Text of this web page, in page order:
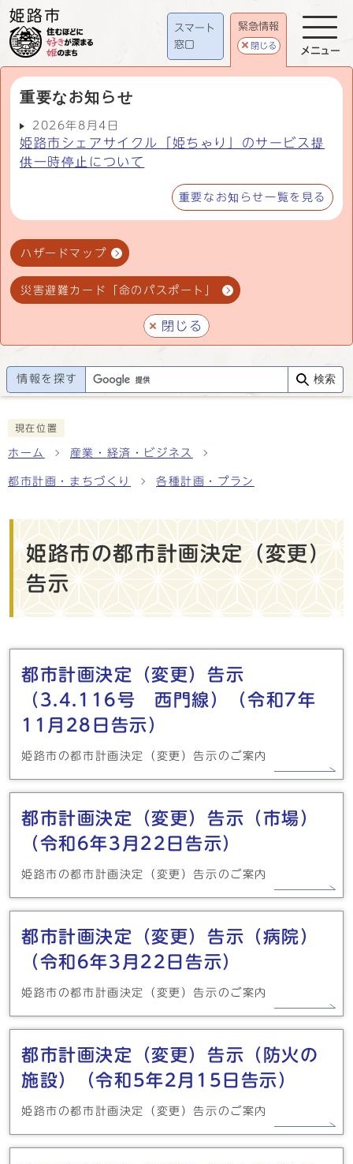
スマート
窓口
緊急情報
閉じる
重要なお知らせ
2026年8月4日
姫路市シェアサイクル「姫ちゃり」のサービス提
供一時停止について
重要なお知らせ一覧を見る
ハザードマップ
災害避難カード「命のパスポート」
閉じる
メニュー
情報を探す 検索
現在位置
ホーム 産業・経済・ビジネス
都市計画・まちづくり 各種計画・プラン
姫路市の都市計画決定（変更）
告示
メインメニュー
都市計画決定（変更）告示
（3.4.116号 西門線）（令和7年
11月28日告示）
姫路市の都市計画決定（変更）告示のご案内
都市計画決定（変更）告示（市場）
（令和6年3月22日告示）
姫路市の都市計画決定（変更）告示のご案内
都市計画決定（変更）告示（病院）
（令和6年3月22日告示）
姫路市の都市計画決定（変更）告示のご案内
都市計画決定（変更）告示（防火の
施設）（令和5年2月15日告示）
姫路市の都市計画決定（変更）告示のご案内